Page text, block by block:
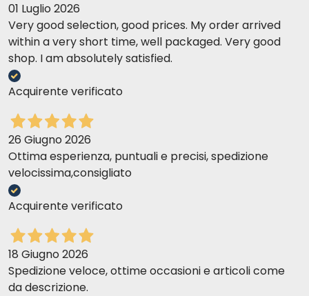
01 Luglio 2026
Very good selection, good prices. My order arrived
within a very short time, well packaged. Very good
shop. I am absolutely satisfied.
Acquirente verificato
26 Giugno 2026
Ottima esperienza, puntuali e precisi, spedizione
velocissima,consigliato
Acquirente verificato
18 Giugno 2026
Spedizione veloce, ottime occasioni e articoli come
da descrizione.